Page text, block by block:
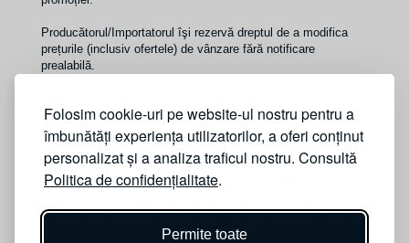
Folosim cookie-uri pe website-ul nostru pentru a
îmbunătăți experiența utilizatorilor, a oferi conținut
personalizat și a analiza traficul nostru. Consultă
Politica de confidențialitate.
Permite toate
Producătorul/Importatorul îşi rezervă dreptul de a modifica
prețurile (inclusiv ofertele) de vânzare fără notificare
prealabilă.
obligatoriu conform ORD. 2218/2005 în valoare de 240 LEI
(TVA inclus). Pachetul este compus din trusă medicală,
triunghi reflectorizant şi extinctor.
Plata se va face în RON la cursul de vânzare ING BANK din
valutar-pj - curs valutar standard aplicabil persoanelor juridice